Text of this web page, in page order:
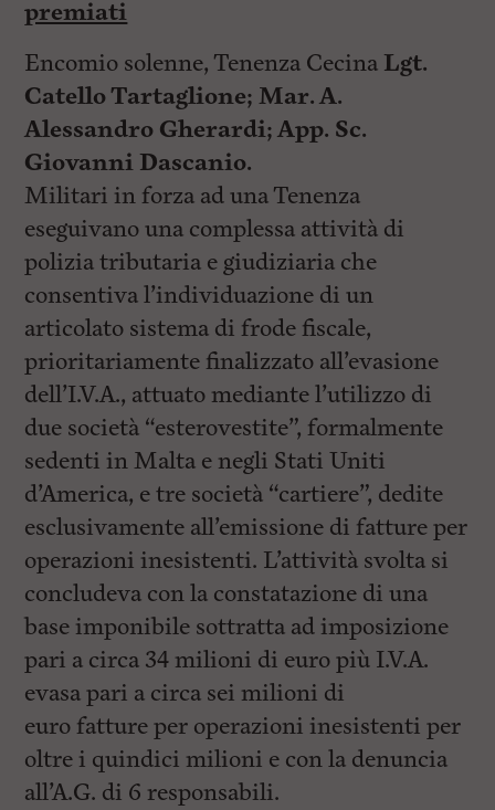
premiati
Encomio solenne, Tenenza Cecina Lgt.
Catello Tartaglione;Mar. A.
Alessandro Gherardi;App. Sc.
Giovanni Dascanio.
Militari in forza ad una Tenenza
eseguivano una complessa attività di
polizia tributaria e giudiziaria che
consentiva l’individuazione di un
articolato sistema di frode fiscale,
prioritariamente finalizzato all’evasione
dell’I.V.A., attuato mediante l’utilizzo di
due società “esterovestite”, formalmente
sedenti in Malta e negli Stati Uniti
d’America, e tre società “cartiere”, dedite
esclusivamente all’emissione di fatture per
operazioni inesistenti. L’attività svolta si
concludeva con la constatazione di una
base imponibile sottratta ad imposizione
pari a circa 34 milioni di euro più I.V.A.
evasa pari a circa sei milioni di
euro fatture per operazioni inesistenti per
oltre i quindici milioni e con la denuncia
all’A.G. di 6 responsabili.